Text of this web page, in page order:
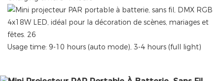
Usage time: 9-10 hours (auto mode), 3-4 hours (full light)